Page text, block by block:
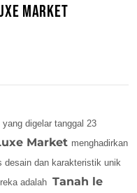
MARKET
digelar tanggal 23
Market menghadirkan
desain dan karakteristik unik
adalah Tanah le